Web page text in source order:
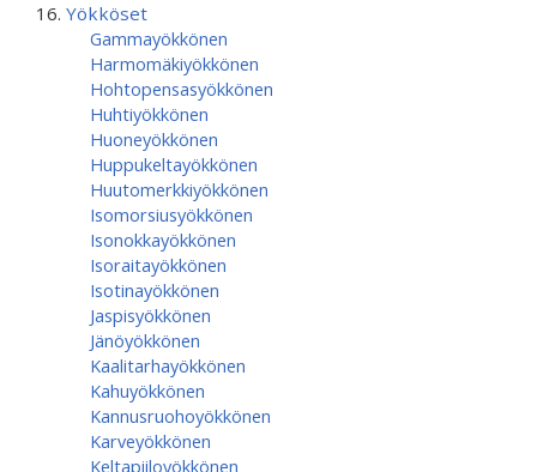
Yökköset
Gammayökkönen
Harmomäkiyökkönen
Hohtopensasyökkönen
Huhtiyökkönen
Huoneyökkönen
Huppukeltayökkönen
Huutomerkkiyökkönen
Isomorsiusyökkönen
Isonokkayökkönen
Isoraitayökkönen
Isotinayökkönen
Jaspisyökkönen
Jänöyökkönen
Kaalitarhayökkönen
Kahuyökkönen
Kannusruohoyökkönen
Karveyökkönen
Keltapiiloyökkönen